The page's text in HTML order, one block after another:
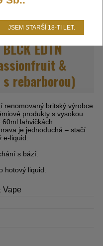
EDTN
&
rebarborou)
renomovaný britský výrobce
produkty s vysokou
lahvičkách
je jednoduchá – stačí
e-liquid.
s bází.
hotový liquid.
Vape
JSEM STARŠÍ 18-TI LET.